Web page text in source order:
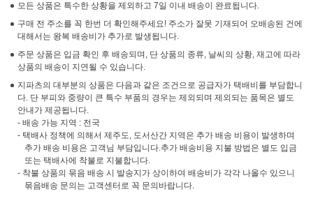
모든 상품은 특수한 상황을 제외하고 7일 이내 배송이 완료됩니다.
구매 전 주소를 꼭 한번 더 확인해주세요! 주소가 잘못 기재되어 오배송된 건에
대해서는 왕복 배송비가 추가로 발생됩니다.
주문 상품은 입금 확인 후 배송되며, 단 상품의 종류, 날씨의 상황, 재고에 따라
상품의 배송이 지연될 수 있습니다.
지파츠의 대부분의 상품은 다음과 같은 조건으로 공급자가 택배비를 부담합니
다. 단 부피와 중량이 큰 특수 부품의 경우는 제외되며 제외되는 품목은 별도
안내가 제공됩니다.
- 배송 가능 지역 : 전국
- 택배사 정책에 의해서 제주도, 도서산간 지역은 추가 배송 비용이 발생하며
추가 배송 비용은 고객님 부담입니다.추가 배송비용 지불 방법은 별도 입금
또는 택배사에 착불로 지불합니다.
- 착불 상품의 묶음 배송 시 발송지가 상이하여 배송비가 각각 나올수 있으니
묶음배송 문의는 고객센터로 꼭 문의바랍니다.